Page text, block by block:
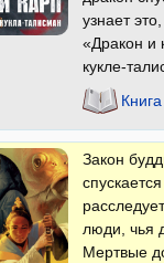
узнает
«Дракон и
кукле-
Закон
люди, чья
Мертвые